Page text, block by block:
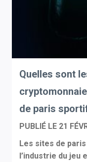
Quelles sont
de paris
PUBLIÉ LE 21
Les sites de
l’industrie du jeu